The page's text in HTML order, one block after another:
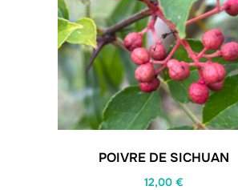
POIVRE DE SICHUAN
12,00 €